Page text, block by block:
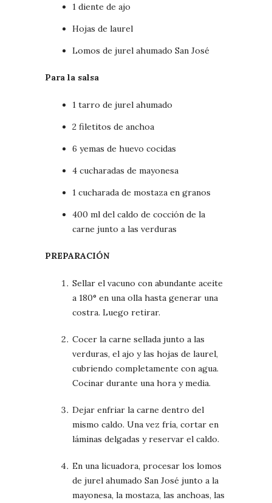
1 diente de ajo
Hojas de laurel
Lomos de jurel ahumado San José
Para la salsa
1 tarro de jurel ahumado
2 filetitos de anchoa
6 yemas de huevo cocidas
4 cucharadas de mayonesa
1 cucharada de mostaza en granos
400 ml del caldo de cocción de la
carne junto a las verduras
PREPARACIÓN
Sellar el vacuno con abundante aceite
a 180° en una olla hasta generar una
costra. Luego retirar.
Cocer la carne sellada junto a las
verduras, el ajo y las hojas de laurel,
cubriendo completamente con agua.
Cocinar durante una hora y media.
Dejar enfriar la carne dentro del
mismo caldo. Una vez fría, cortar en
láminas delgadas y reservar el caldo.
En una licuadora, procesar los lomos
de jurel ahumado San José junto a la
mayonesa, la mostaza, las anchoas, las